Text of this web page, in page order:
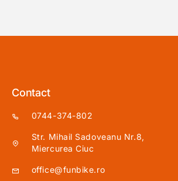
Contact
0744-374-802
Str. Mihail Sadoveanu Nr.8,
Miercurea Ciuc
office@funbike.ro